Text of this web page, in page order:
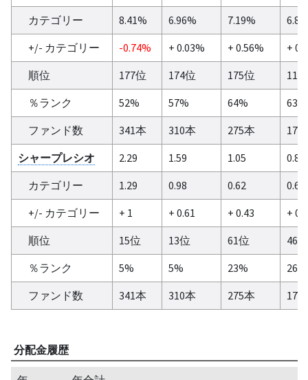
カテゴリー
8.41% 6.96% 7.19%
+/- カテゴリー
-0.74% + 0.03% + 0.56%
+
順位
177位 174位 175位
112
％ランク
52% 57% 64%
63%
ファンド数
341本 310本 275本
179
シャープレシオ
2.29 1.59 1.05
0.87
カテゴリー
1.29 0.98 0.62
0.68
+/- カテゴリー
+ 1 + 0.61 + 0.43
+
順位
15位 13位 61位
46位
％ランク
5% 5% 23%
26%
ファンド数
341本 310本 275本 179
分配金履歴